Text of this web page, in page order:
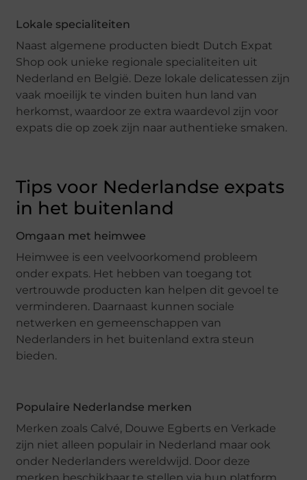
Lokale specialiteiten
Naast algemene producten biedt Dutch Expat
Shop ook unieke regionale specialiteiten uit
Nederland en België. Deze lokale delicatessen zijn
vaak moeilijk te vinden buiten hun land van
herkomst, waardoor ze extra waardevol zijn voor
expats die op zoek zijn naar authentieke smaken.
Tips voor Nederlandse expats
in het buitenland
Omgaan met heimwee
Heimwee is een veelvoorkomend probleem
onder expats. Het hebben van toegang tot
vertrouwde producten kan helpen dit gevoel te
verminderen. Daarnaast kunnen sociale
netwerken en gemeenschappen van
Nederlanders in het buitenland extra steun
bieden.
Populaire Nederlandse merken
Merken zoals Calvé, Douwe Egberts en Verkade
zijn niet alleen populair in Nederland maar ook
onder Nederlanders wereldwijd. Door deze